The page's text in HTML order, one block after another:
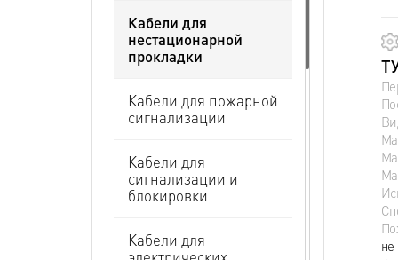
Кабели для
нестационарной
прокладки
Кабели для пожарной
сигнализации
Кабели для
сигнализации и
блокировки
Кабели для